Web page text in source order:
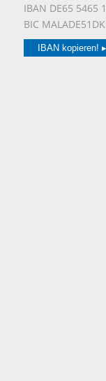
IBAN DE65 5465
BIC
IBAN kopieren! ▸